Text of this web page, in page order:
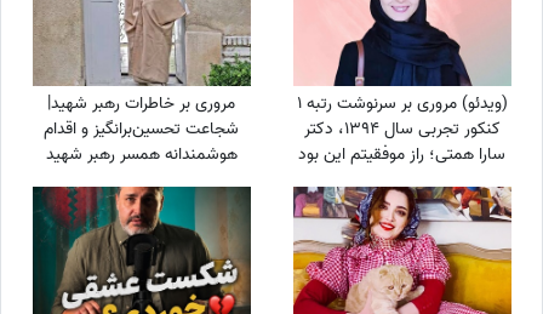
(ویدئو) مروری بر سرنوشت رتبه 1
کنکور تجربی سال 1394، دکتر
سارا همتی؛ راز موفقیتم این بود
که ...
مروری بر خاطرات رهبر شهید|
شجاعت تحسین‌برانگیز و اقدام
هوشمندانه همسر رهبر شهید
انقلاب در یورش شبانه به منزل
رهبری